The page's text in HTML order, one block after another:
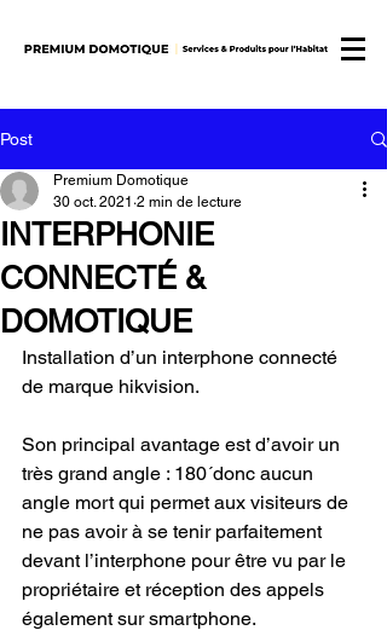
Post
INTERPHONIE
CONNECTÉ &
DOMOTIQUE
Premium Domotique
30 oct. 2021 2 min de lecture
Installation d’un interphone connecté
de marque hikvision.
Son principal avantage est d’avoir un
très grand angle : 180´donc aucun
angle mort qui permet aux visiteurs de
ne pas avoir à se tenir parfaitement
devant l’interphone pour être vu par le
propriétaire et réception des appels
également sur smartphone.